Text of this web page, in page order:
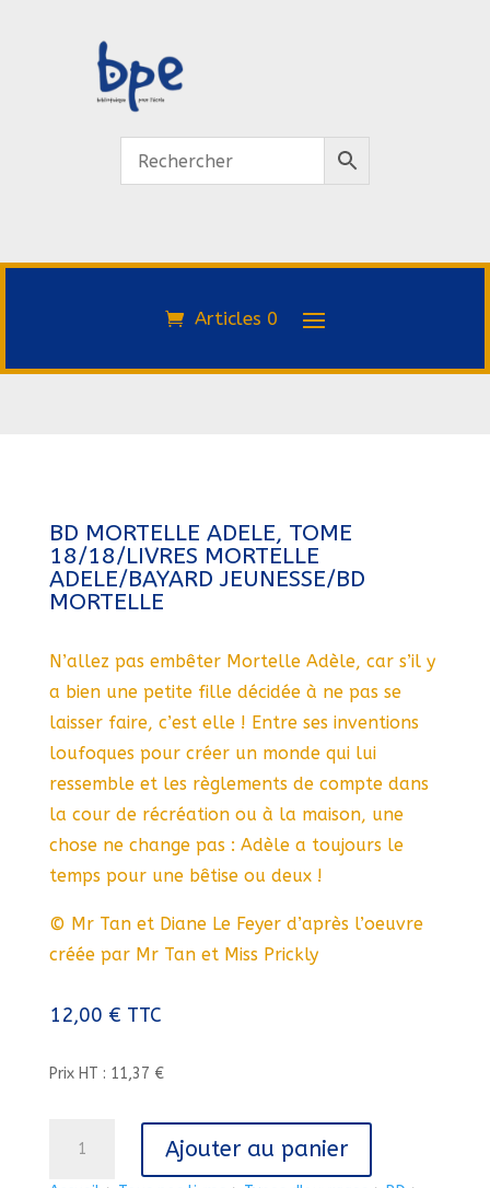
Articles 0
BD MORTELLE ADELE, TOME
18/18/LIVRES MORTELLE
ADELE/BAYARD JEUNESSE/BD
MORTELLE
N’allez pas embêter Mortelle Adèle, car s’il y
a bien une petite fille décidée à ne pas se
laisser faire, c’est elle ! Entre ses inventions
loufoques pour créer un monde qui lui
ressemble et les règlements de compte dans
la cour de récréation ou à la maison, une
chose ne change pas : Adèle a toujours le
temps pour une bêtise ou deux !
© Mr Tan et Diane Le Feyer d’après l’oeuvre
créée par Mr Tan et Miss Prickly
12,00 € TTC
Prix HT : 11,37 €
BD
Ajouter au panier